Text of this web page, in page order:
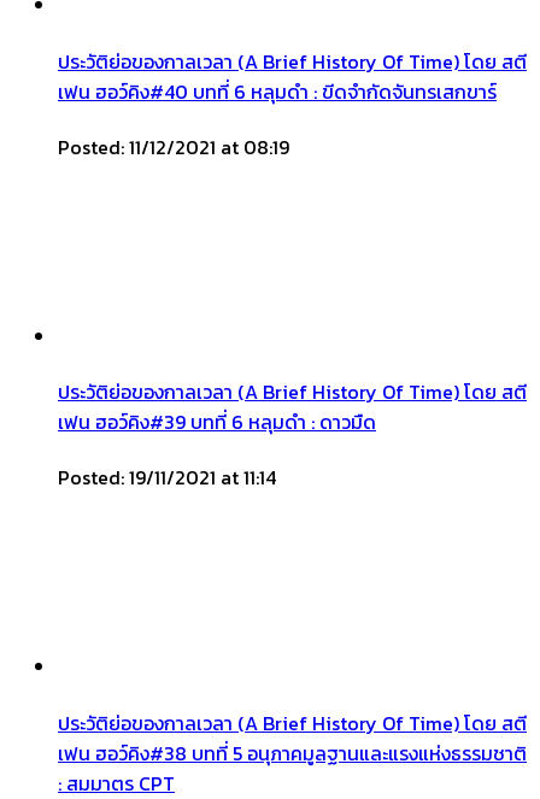
ประวัติย่อของกาลเวลา (A Brief History Of Time) โดย สตี
เฟน ฮอว์คิง#40 บทที่ 6 หลุมดำ : ขีดจำกัดจันทรเสกขาร์
Posted: 11/12/2021 at 08:19
ประวัติย่อของกาลเวลา (A Brief History Of Time) โดย สตี
เฟน ฮอว์คิง#39 บทที่ 6 หลุมดำ : ดาวมืด
Posted: 19/11/2021 at 11:14
ประวัติย่อของกาลเวลา (A Brief History Of Time) โดย สตี
เฟน ฮอว์คิง#38 บทที่ 5 อนุภาคมูลฐานและแรงแห่งธรรมชาติ
: สมมาตร CPT